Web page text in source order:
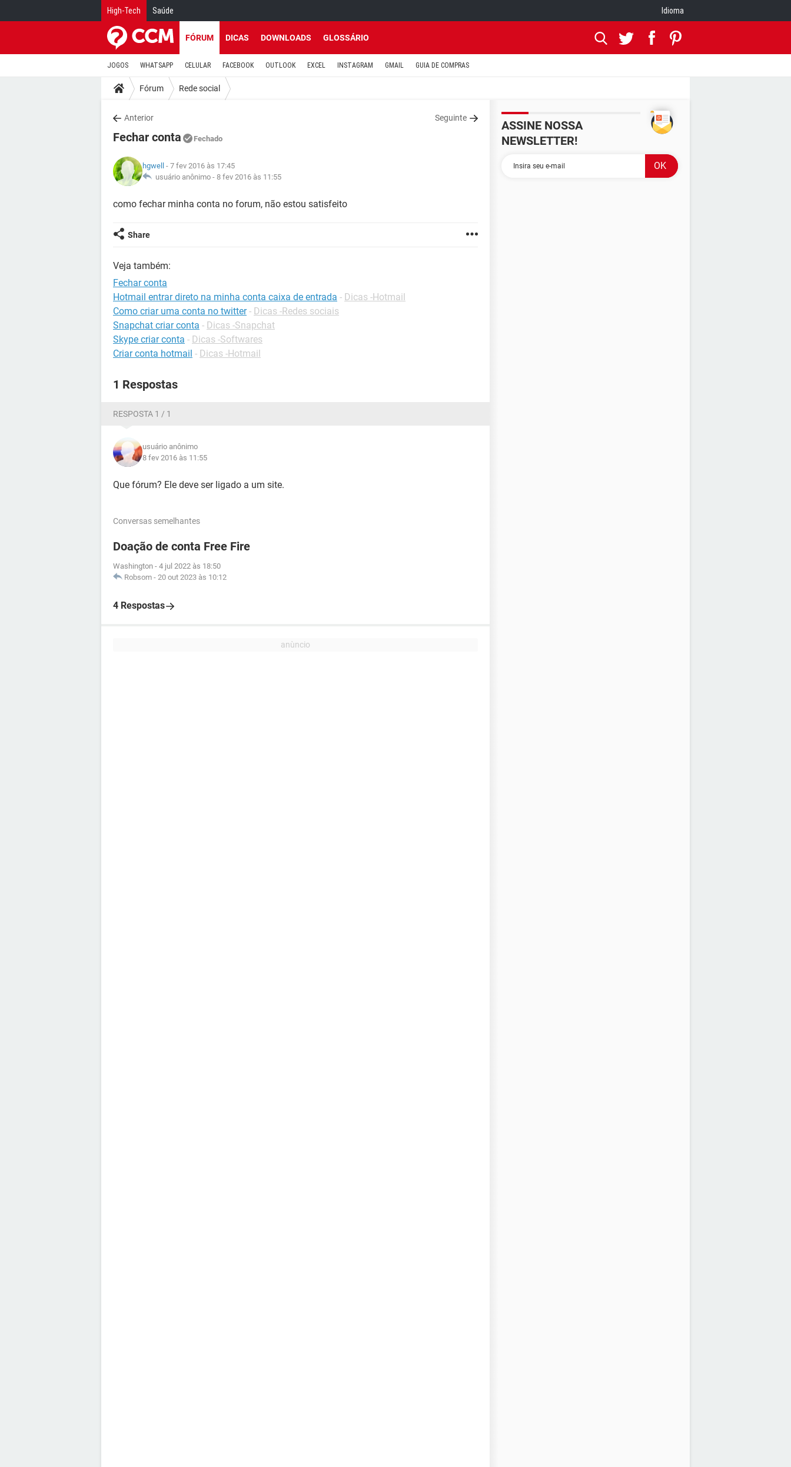
High-Tech Saúde Idioma
FÓRUM DICAS DOWNLOADS GLOSSÁRIO
JOGOS WHATSAPP CELULAR FACEBOOK OUTLOOK EXCEL INSTAGRAM GMAIL GUIA DE COMPRAS
Fórum Rede social
Anterior Seguinte
Fechar conta Fechado
hgwell - 7 fev 2016 às 17:45
usuário anônimo - 8 fev 2016 às 11:55
como fechar minha conta no forum, não estou satisfeito
Share
Veja também:
Fechar conta
Hotmail entrar direto na minha conta caixa de entrada - Dicas -Hotmail
Como criar uma conta no twitter - Dicas -Redes sociais
Snapchat criar conta - Dicas -Snapchat
Skype criar conta - Dicas -Softwares
Criar conta hotmail - Dicas -Hotmail
1 Respostas
RESPOSTA 1 / 1
usuário anônimo
8 fev 2016 às 11:55
Que fórum? Ele deve ser ligado a um site.
Conversas semelhantes
Doação de conta Free Fire
Washington - 4 jul 2022 às 18:50
Robsom - 20 out 2023 às 10:12
4 Respostas
ASSINE NOSSA
NEWSLETTER!